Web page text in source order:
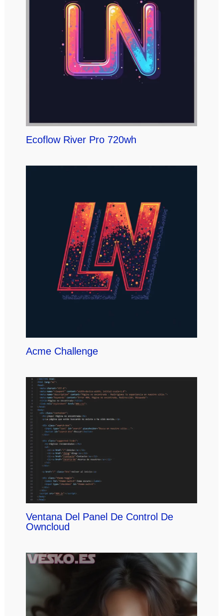
Ecoflow River Pro 720wh
Acme Challenge
Ventana Del Panel De Control De
Owncloud